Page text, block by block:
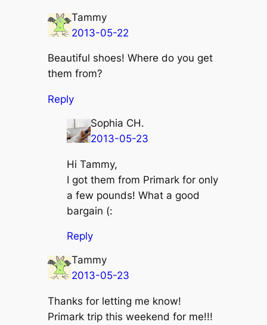
Tammy
2013-05-22
Beautiful shoes! Where do you get
them from?
Reply
Sophia CH.
2013-05-23
Hi Tammy,
I got them from Primark for only
a few pounds! What a good
bargain (:
Reply
Tammy
2013-05-23
Thanks for letting me know!
Primark trip this weekend for me!!!